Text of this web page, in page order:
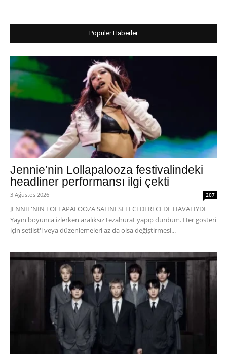
Popüler Haberler
Jennie’nin Lollapalooza festivalindeki
headliner performansı ilgi çekti
3 Ağustos 2026 207
JENNIE'NİN LOLLAPALOOZA SAHNESİ FECİ DERECEDE HAVALIYDI
Yayın boyunca izlerken aralıksız tezahürat yapıp durdum. Her gösteri
için setlist'i veya düzenlemeleri az da olsa değiştirmesi...